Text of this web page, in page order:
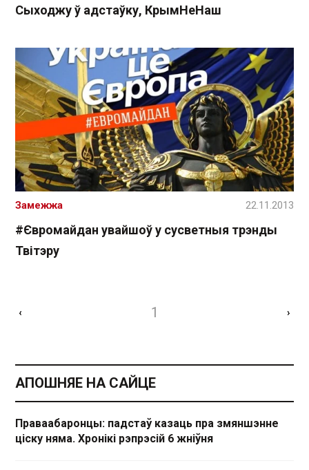
Сыходжу ў адстаўку, КрымНеНаш
#Євромайдан увайшоў у сусветныя трэнды
Твітэру
Замежжа 22.11.2013
‹ 1 ›
АПОШНЯЕ НА САЙЦЕ
Праваабаронцы: падстаў казаць пра змяншэнне
ціску няма. Хронікі рэпрэсій 6 жніўня